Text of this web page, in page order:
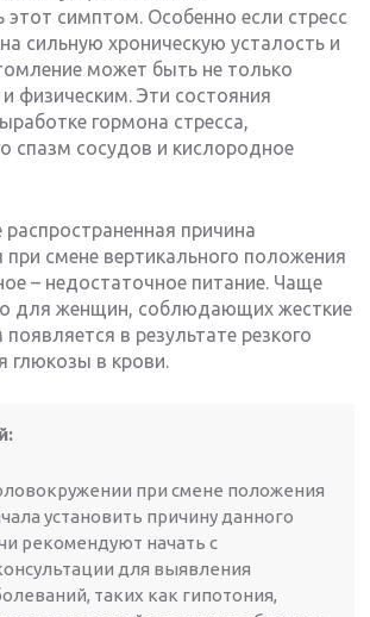
этот симптом. Особенно если стресс
сильную хроническую усталость и
может быть не только
физическим. Эти состояния
гормона стресса,
спазм сосудов и кислородное
причина
при смене вертикального положения
– недостаточное питание. Чаще
для женщин, соблюдающих жесткие
в результате резкого
глюкозы в крови.
при смене положения
установить причину данного
рекомендуют начать с
для выявления
таких как гипотония,